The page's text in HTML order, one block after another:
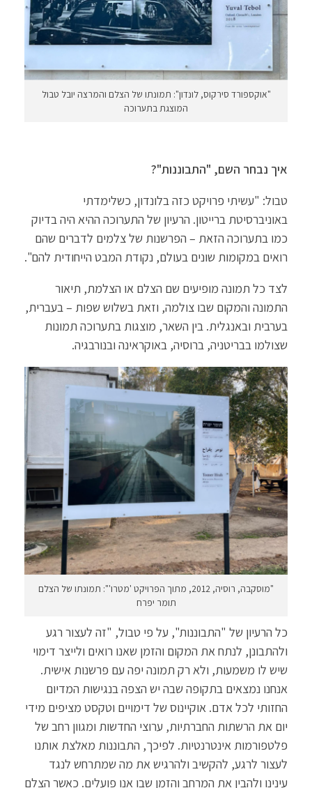
"אוקספורד סירקוס, לונדון": תמונתו של הצלם והמרצה יובל טבול
המוצגת בתערוכה
איך נבחר השם, "התבוננות"?
טבול: "עשיתי פרויקט כזה בלונדון, כשלימדתי
באוניברסיטת ברייטון. הרעיון של התערוכה ההיא היה בדיוק
כמו בתערוכה הזאת – הפרשנות של צלמים לדברים שהם
רואים במקומות שונים בעולם, נקודת המבט הייחודית להם".
לצד כל תמונה מופיעים שם הצלם או הצלמת, תיאור
התמונה והמקום שבו צולמה, וזאת בשלוש שפות – בעברית,
בערבית ובאנגלית. בין השאר, מוצגות בתערוכה תמונות
שצולמו בבריטניה, ברוסיה, באוקראינה ובנורבגיה.
"מוסקבה, רוסיה, 2012, מתוך הפרויקט 'מטרו'": תמונתו של הצלם
תומר יפרח
כל הרעיון של "התבוננות", על פי טבול, "זה לעצור רגע
ולהתבונן, לנתח את המקום והזמן שאנו רואים ולייצר דימוי
שיש לו משמעות, ולא רק תמונה יפה עם פרשנות אישית.
אנחנו נמצאים בתקופה שבה יש הצפה בנגישות המדיום
החזותי לכל אדם. אוקיינוס של דימויים וטקסט מציפים מידי
יום את הרשתות החברתיות, ערוצי החדשות ומגוון רחב של
פלטפורמות אינטרנטיות. לפיכך, התבוננות מאלצת אותנו
לעצור לרגע, להקשיב ולהרגיש את מה שמתרחש לנגד
עינינו ולהבין את המרחב והזמן שבו אנו פועלים. כאשר הצלם